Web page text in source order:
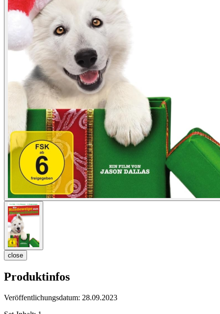
close
Produktinfos
Veröffentlichungsdatum: 28.09.2023